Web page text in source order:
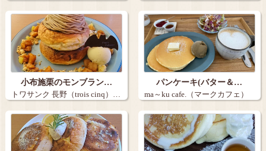
コーヒー）…
コーヒー）…
小布施栗のモンブラン…
トワサンク 長野（trois cinq）…
パンケーキ(バター＆…
ma～ku cafe.（マークカフェ）
…